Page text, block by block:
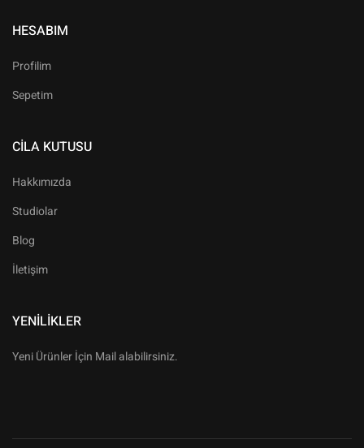
HESABIM
Profilim
Sepetim
CILA KUTUSU
Hakkımızda
Studiolar
Blog
İletişim
YENILIKLER
Yeni Ürünler İçin Mail alabilirsiniz.